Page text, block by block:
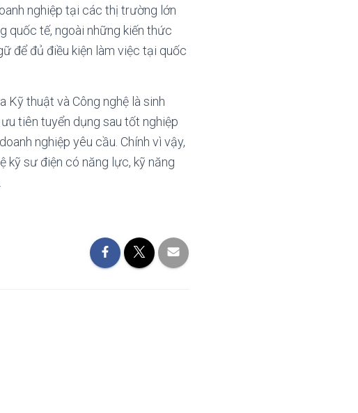
nghiệp tại các thị trường lớn
quốc tế, ngoài những kiến thức
để đủ điều kiện làm việc tại quốc
Kỹ thuật và Công nghệ là sinh
tiên tuyển dụng sau tốt nghiệp
nghiệp yêu cầu. Chính vì vậy,
kỹ sư điện có năng lực, kỹ năng